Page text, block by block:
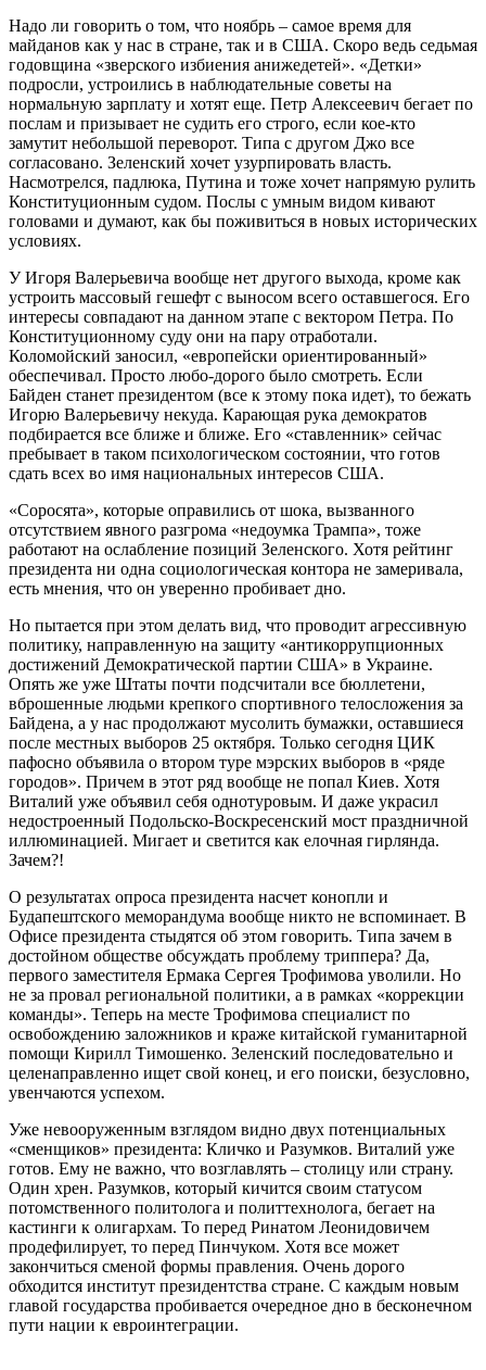
Надо ли говорить о том, что ноябрь – самое время для
майданов как у нас в стране, так и в США. Скоро ведь седьмая
годовщина «зверского избиения анижедетей». «Детки»
подросли, устроились в наблюдательные советы на
нормальную зарплату и хотят еще. Петр Алексеевич бегает по
послам и призывает не судить его строго, если кое-кто
замутит небольшой переворот. Типа с другом Джо все
согласовано. Зеленский хочет узурпировать власть.
Насмотрелся, падлюка, Путина и тоже хочет напрямую рулить
Конституционным судом. Послы с умным видом кивают
головами и думают, как бы поживиться в новых исторических
условиях.
У Игоря Валерьевича вообще нет другого выхода, кроме как
устроить массовый гешефт с выносом всего оставшегося. Его
интересы совпадают на данном этапе с вектором Петра. По
Конституционному суду они на пару отработали.
Коломойский заносил, «европейски ориентированный»
обеспечивал. Просто любо-дорого было смотреть. Если
Байден станет президентом (все к этому пока идет), то бежать
Игорю Валерьевичу некуда. Карающая рука демократов
подбирается все ближе и ближе. Его «ставленник» сейчас
пребывает в таком психологическом состоянии, что готов
сдать всех во имя национальных интересов США.
«Соросята», которые оправились от шока, вызванного
отсутствием явного разгрома «недоумка Трампа», тоже
работают на ослабление позиций Зеленского. Хотя рейтинг
президента ни одна социологическая контора не замеривала,
есть мнения, что он уверенно пробивает дно.
Но пытается при этом делать вид, что проводит агрессивную
политику, направленную на защиту «антикоррупционных
достижений Демократической партии США» в Украине.
Опять же уже Штаты почти подсчитали все бюллетени,
вброшенные людьми крепкого спортивного телосложения за
Байдена, а у нас продолжают мусолить бумажки, оставшиеся
после местных выборов 25 октября. Только сегодня ЦИК
пафосно объявила о втором туре мэрских выборов в «ряде
городов». Причем в этот ряд вообще не попал Киев. Хотя
Виталий уже объявил себя однотуровым. И даже украсил
недостроенный Подольско-Воскресенский мост праздничной
иллюминацией. Мигает и светится как елочная гирлянда.
Зачем?!
О результатах опроса президента насчет конопли и
Будапештского меморандума вообще никто не вспоминает. В
Офисе президента стыдятся об этом говорить. Типа зачем в
достойном обществе обсуждать проблему триппера? Да,
первого заместителя Ермака Сергея Трофимова уволили. Но
не за провал региональной политики, а в рамках «коррекции
команды». Теперь на месте Трофимова специалист по
освобождению заложников и краже китайской гуманитарной
помощи Кирилл Тимошенко. Зеленский последовательно и
целенаправленно ищет свой конец, и его поиски, безусловно,
увенчаются успехом.
Уже невооруженным взглядом видно двух потенциальных
«сменщиков» президента: Кличко и Разумков. Виталий уже
готов. Ему не важно, что возглавлять – столицу или страну.
Один хрен. Разумков, который кичится своим статусом
потомственного политолога и политтехнолога, бегает на
кастинги к олигархам. То перед Ринатом Леонидовичем
продефилирует, то перед Пинчуком. Хотя все может
закончиться сменой формы правления. Очень дорого
обходится институт президентства стране. С каждым новым
главой государства пробивается очередное дно в бесконечном
пути нации к евроинтеграции.